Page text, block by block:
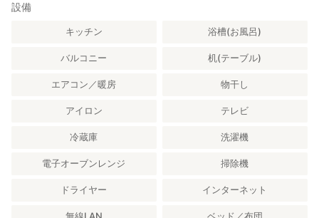
設備
キッチン 浴槽(お風呂)
バルコニー 机(テーブル)
エアコン／暖房 物干し
アイロン テレビ
冷蔵庫 洗濯機
電子オーブンレンジ 掃除機
ドライヤー インターネット